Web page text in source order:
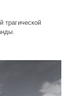
трагической